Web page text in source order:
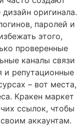
оригинала.
паролей и
этого,
проверенные
каналы связи
и репутационные
– вот места,
Кракен маркет
ссылок, чтобы
аккаунтам.